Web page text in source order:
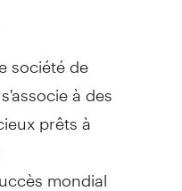
société de
à des
prêts à
mondial